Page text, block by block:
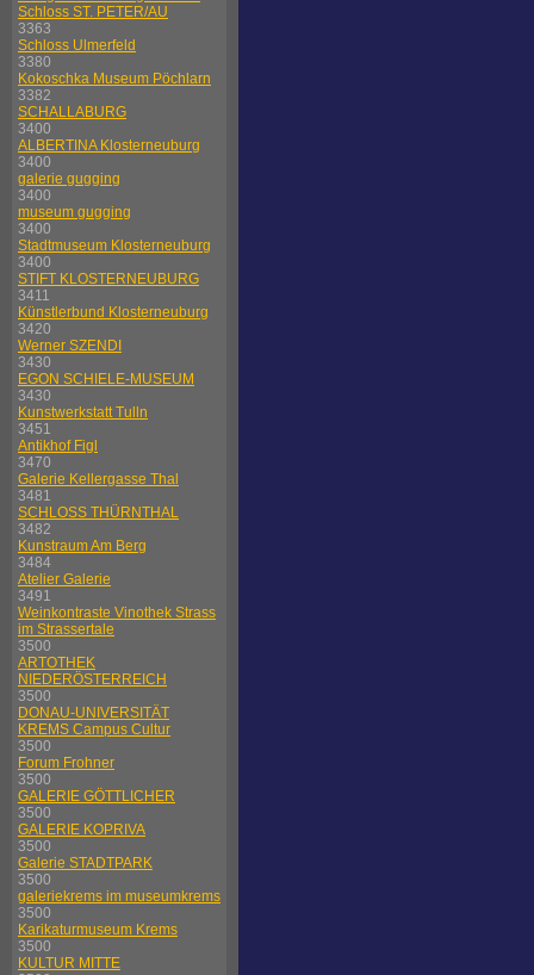
Schloss ST. PETER/AU
3363
Schloss Ulmerfeld
3380
Kokoschka Museum Pöchlarn
3382
SCHALLABURG
3400
ALBERTINA Klosterneuburg
3400
galerie gugging
3400
museum gugging
3400
Stadtmuseum Klosterneuburg
3400
STIFT KLOSTERNEUBURG
3411
Künstlerbund Klosterneuburg
3420
Werner SZENDI
3430
EGON SCHIELE-MUSEUM
3430
Kunstwerkstatt Tulln
3451
Antikhof Figl
3470
Galerie Kellergasse Thal
3481
SCHLOSS THÜRNTHAL
3482
Kunstraum Am Berg
3484
Atelier Galerie
3491
Weinkontraste Vinothek Strass
im Strassertale
3500
ARTOTHEK
NIEDERÖSTERREICH
3500
DONAU-UNIVERSITÄT
KREMS Campus Cultur
3500
Forum Frohner
3500
GALERIE GÖTTLICHER
3500
GALERIE KOPRIVA
3500
Galerie STADTPARK
3500
galeriekrems im museumkrems
3500
Karikaturmuseum Krems
3500
KULTUR MITTE